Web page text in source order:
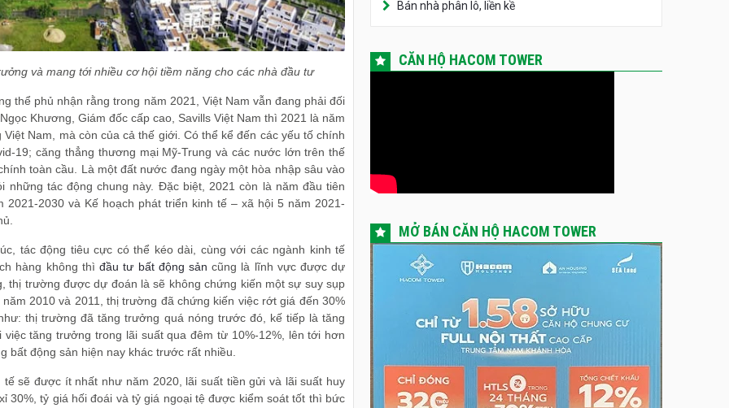
và mang tới nhiều cơ hội tiềm năng cho các nhà đầu tư
thể phủ nhận rằng trong năm 2021, Việt Nam vẫn đang phải đối
Khương, Giám đốc cấp cao, Savills Việt Nam thì 2021 là năm
Nam, mà còn của cả thế giới. Có thể kể đến các yếu tố chính
19; căng thẳng thương mại Mỹ-Trung và các nước lớn trên thế
toàn cầu. Là một đất nước đang ngày một hòa nhập sâu vào
tác động chung này. Đặc biệt, 2021 còn là năm đầu tiên
2030 và Kế hoạch phát triển kinh tế – xã hội 5 năm 2021-
tác động tiêu cực có thể kéo dài, cùng với các ngành kinh tế
hàng không thìđầu tư bất động sản cũng là lĩnh vực được dự
thị trường được dự đoán là sẽ không chứng kiến một sự suy sụp
2010 và 2011, thị trường đã chứng kiến việc rớt giá đến 30%
thị trường đã tăng trưởng quá nóng trước đó, kế tiếp là tăng
tăng trưởng trong lãi suất qua đêm từ 10%-12%, lên tới hơn
bất động sản hiện nay khác trước rất nhiều.
sẽ được ít nhất như năm 2020, lãi suất tiền gửi và lãi suất huy
30%, tỷ giá hối đoái và tỷ giá ngoại tệ được kiểm soát tốt thì bức
Bán nhà phân lô, liền kề
CĂN HỘ HACOM TOWER
MỞ BÁN CĂN HỘ HACOM TOWER